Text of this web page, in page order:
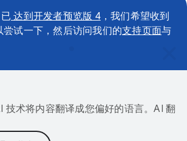
达到开发者预览版 4，我们希望收到
试一下，然后访问我们的支持页面与
技术将内容翻译成您偏好的语言。AI 翻